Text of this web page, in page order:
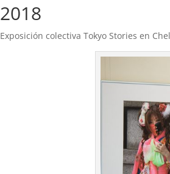
2018
Exposición colectiva Tokyo Stories en